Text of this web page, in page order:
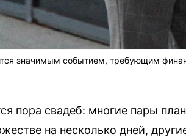
значимым событием, требующим
пора свадеб: многие пары
на несколько дней,